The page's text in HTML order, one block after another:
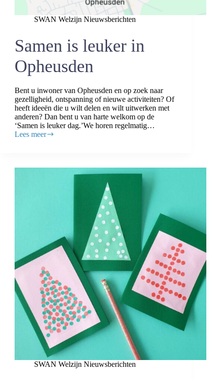
SWAN Welzijn Nieuwsberichten
Samen is leuker in
Opheusden
Bent u inwoner van Opheusden en op zoek naar
gezelligheid, ontspanning of nieuwe activiteiten? Of
heeft ideeën die u wilt delen en wilt uitwerken met
anderen? Dan bent u van harte welkom op de
‘Samen is leuker dag.’We horen regelmatig…
Lees meer
Samen
Opheusden
SWAN Welzijn Nieuwsberichten